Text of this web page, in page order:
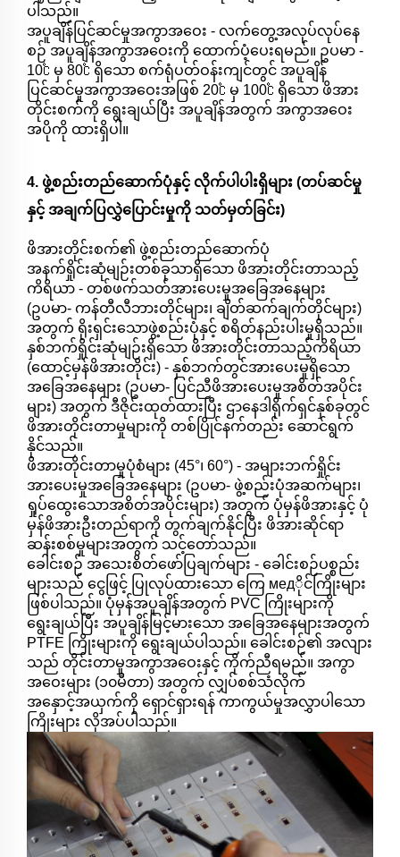
ပါသည်။
အပူချိန်ပြင်ဆင်မှုအကွာအဝေး - လက်တွေ့အလုပ်လုပ်နေ
စဉ် အပူချိန်အကွာအဝေးကို ထောက်ပံ့ပေးရမည်။ ဥပမာ -
10℃ မှ 80℃ ရှိသော စက်ရုံပတ်ဝန်းကျင်တွင် အပူချိန်
ပြင်ဆင်မှုအကွာအဝေးအဖြစ် 20℃ မှ 100℃ ရှိသော ဖိအား
တိုင်းစက်ကို ရွေးချယ်ပြီး အပူချိန်အတွက် အကွာအဝေး
အပိုကို ထားရှိပါ။
4. ဖွဲ့စည်းတည်ဆောက်ပုံနှင့် လိုက်ပါပါးရှိများ (တပ်ဆင်မှု
နှင့် အချက်ပြလွှဲပြောင်းမှုကို သတ်မှတ်ခြင်း)
ဖိအားတိုင်းစက်၏ ဖွဲ့စည်းတည်ဆောက်ပုံ
အနက်ရှိုင်းဆုံမျဉ်းတစ်ခုသာရှိသော ဖိအားတိုင်းတာသည့်
ကိရိယာ - တစ်ဖက်သတ်အားပေးမှုအခြေအနေများ
(ဥပမာ- ကန်တီလီဘားတိုင်များ၊ ချိတ်ဆက်ချက်တိုင်များ)
အတွက် ရိုးရှင်းသောဖွဲ့စည်းပုံနှင့် စရိတ်နည်းပါးမှုရှိသည်။
နှစ်ဘက်ရှိုင်းဆုံမျဉ်းရှိသော ဖိအားတိုင်းတာသည့်ကိရိယာ
(ထောင့်မှန်ဖိအားတိုင်း) - နှစ်ဘက်တွင်အားပေးမှုရှိသော
အခြေအနေများ (ဥပမာ- ပြင်ညီဖိအားပေးမှုအစိတ်အပိုင်း
များ) အတွက် ဒီဇိုင်းထုတ်ထားပြီး ဌာနေဒါရိုက်ရှင်နှစ်ခုတွင်
ဖိအားတိုင်းတာမှုများကို တစ်ပြိုင်နက်တည်း ဆောင်ရွက်
နိုင်သည်။
ဖိအားတိုင်းတာမှုပုံစံများ (45°၊ 60°) - အများဘက်ရှိုင်း
အားပေးမှုအခြေအနေများ (ဥပမာ- ဖွဲ့စည်းပုံအဆက်များ၊
ရှုပ်ထွေးသောအစိတ်အပိုင်းများ) အတွက် ပုံမှန်ဖိအားနှင့် ပုံ
မှန်ဖိအားဦးတည်ရာကို တွက်ချက်နိုင်ပြီး ဖိအားဆိုင်ရာ
ဆန်းစစ်မှုများအတွက် သင့်တော်သည်။
ခေါင်းစဉ် အသေးစိတ်ဖော်ပြချက်များ - ခေါင်းစဉ်ပစ္စည်း
များသည် ငွေဖြင့် ပြုလုပ်ထားသော ကြေ медိုင်ကြိုးများ
ဖြစ်ပါသည်။ ပုံမှန်အပူချိန်အတွက် PVC ကြိုးများကို
ရွေးချယ်ပြီး အပူချိန်မြင့်မားသော အခြေအနေများအတွက်
PTFE ကြိုးများကို ရွေးချယ်ပါသည်။ ခေါင်းစဉ်၏ အလျား
သည် တိုင်းတာမှုအကွာအဝေးနှင့် ကိုက်ညီရမည်။ အကွာ
အဝေးများ (၁၀မီတာ) အတွက် လျှပ်စစ်သံလိုက်
အနှောင့်အယှက်ကို ရှောင်ရှားရန် ကာကွယ်မှုအလွှာပါသော
ကြိုးများ လိုအပ်ပါသည်။